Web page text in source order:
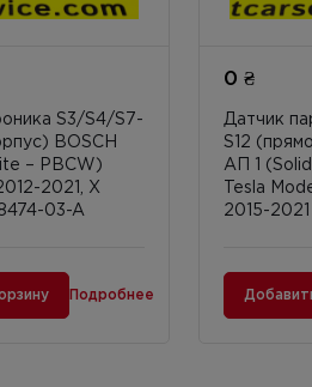
S3/S4/S7-
BOSCH
– PBCW)
2021, X
03-A
Подробнее
0 ₴
Датчик
S12
АП 1
Tesla
2015-